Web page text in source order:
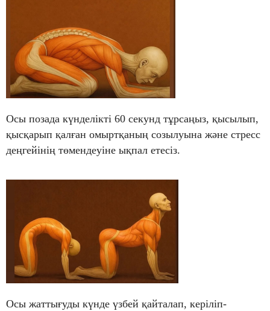
Осы позада күнделікті 60 секунд тұрсаңыз, қысылып,
қысқарып қалған омыртқаның созылуына және стресс
деңгейінің төмендеуіне ықпал етесіз.
Осы жаттығуды күнде үзбей қайталап, керіліп-